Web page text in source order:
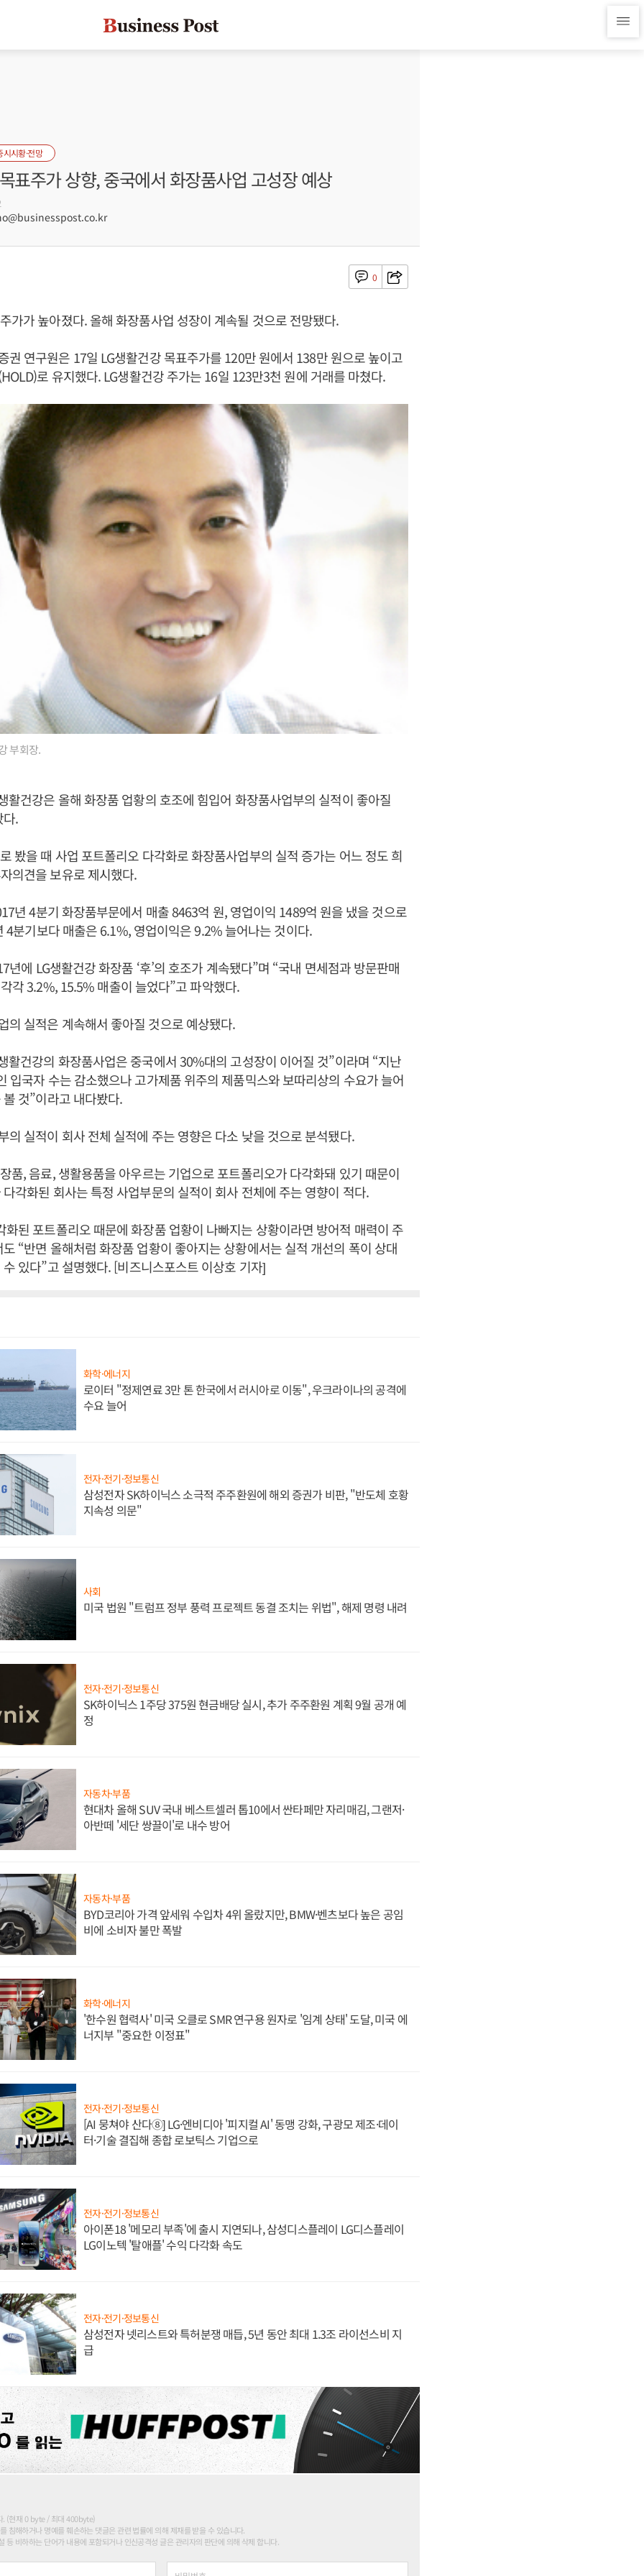
시시황·전망
표주가 상향, 중국에서 화장품사업 고성장 예상
0
가가 높아졌다. 올해 화장품사업 성장이 계속될 것으로 전망됐다.
권 연구원은 17일 LG생활건강 목표주가를 120만 원에서 138만 원으로 높이고
로 유지했다. LG생활건강 주가는 16일 123만3천 원에 거래를 마쳤다.
부회장.
활건강은 올해 화장품 업황의 호조에 힘입어 화장품사업부의 실적이 좋아질
.
봤을 때 사업 포트폴리오 다각화로 화장품사업부의 실적 증가는 어느 정도 희
의견을 보유로 제시했다.
년 4분기 화장품부문에서 매출 8463억 원, 영업이익 1489억 원을 냈을 것으로
4분기보다 매출은 6.1%, 영업이익은 9.2% 늘어나는 것이다.
년에 LG생활건강 화장품 ‘후’의 호조가 계속됐다”며 “국내 면세점과 방문판매
각 3.2%, 15.5% 매출이 늘었다”고 파악했다.
의 실적은 계속해서 좋아질 것으로 예상됐다.
활건강의 화장품사업은 중국에서 30%대의 고성장이 이어질 것”이라며 “지난
입국자 수는 감소했으나 고가제품 위주의 제품믹스와 보따리상의 수요가 늘어
것”이라고 내다봤다.
의 실적이 회사 전체 실적에 주는 영향은 다소 낮을 것으로 분석됐다.
품, 음료, 생활용품을 아우르는 기업으로 포트폴리오가 다각화돼 있기 때문이
각화된 회사는 특정 사업부문의 실적이 회사 전체에 주는 영향이 적다.
화된 포트폴리오 때문에 화장품 업황이 나빠지는 상황이라면 방어적 매력이 주
“반면 올해처럼 화장품 업황이 좋아지는 상황에서는 실적 개선의 폭이 상대
있다”고 설명했다. [비즈니스포스트 이상호 기자]
화학·에너지
로이터 "정제연료 3만 톤 한국에서 러시아로 이동", 우크라이나의 공격에
수요 늘어
전자·전기·정보통신
삼성전자 SK하이닉스 소극적 주주환원에 해외 증권가 비판, "반도체 호황
지속성 의문"
사회
미국 법원 "트럼프 정부 풍력 프로젝트 동결 조치는 위법", 해제 명령 내려
전자·전기·정보통신
SK하이닉스 1주당 375원 현금배당 실시, 추가 주주환원 계획 9월 공개 예
정
자동차·부품
현대차 올해 SUV 국내 베스트셀러 톱10에서 싼타페만 자리매김, 그랜저·
아반떼 '세단 쌍끌이'로 내수 방어
자동차·부품
BYD코리아 가격 앞세워 수입차 4위 올랐지만, BMW·벤츠보다 높은 공임
비에 소비자 불만 폭발
화학·에너지
'한수원 협력사' 미국 오클로 SMR 연구용 원자로 '임계 상태' 도달, 미국 에
너지부 "중요한 이정표"
전자·전기·정보통신
[AI 뭉쳐야 산다⑧] LG·엔비디아 '피지컬 AI' 동맹 강화, 구광모 제조·데이
터·기술 결집해 종합 로보틱스 기업으로
전자·전기·정보통신
아이폰18 '메모리 부족'에 출시 지연되나, 삼성디스플레이 LG디스플레이
LG이노텍 '탈애플' 수익 다각화 속도
전자·전기·정보통신
삼성전자 넷리스트와 특허분쟁 매듭, 5년 동안 최대 1.3조 라이선스비 지
급
. (현재 0 byte / 최대 400byte)
침해하거나 명예를 훼손하는 댓글은 관련 법률에 의해 제재를 받을 수 있습니다.
등 비하하는 단어가 내용에 포함되거나 인신공격성 글은 관리자의 판단에 의해 삭제 합니다.